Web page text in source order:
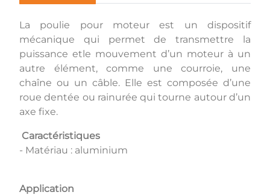
La poulie pour moteur est un dispositif
mécanique qui permet de transmettre la
puissance etle mouvement d’un moteur à un
autre élément, comme une courroie, une
chaîne ou un câble. Elle est composée d’une
roue dentée ou rainurée qui tourne autour d’un
axe fixe.
Caractéristiques
- Matériau : aluminium
Application